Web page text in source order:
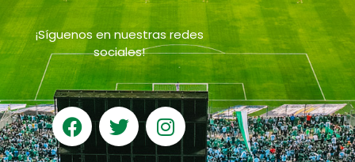
¡Síguenos en nuestras redes
sociales!